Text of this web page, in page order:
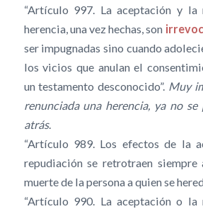
“Artículo 997. La aceptación y la
herencia, una vez hechas, son
ser impugnadas sino cuando
los vicios que anulan el
un testamento desconocido”. Muy
renunciada una herencia, ya no se
atrás.
“Artículo 989. Los efectos de la
repudiación se retrotraen
muerte de la persona a quien se
“Artículo 990. La aceptación o la